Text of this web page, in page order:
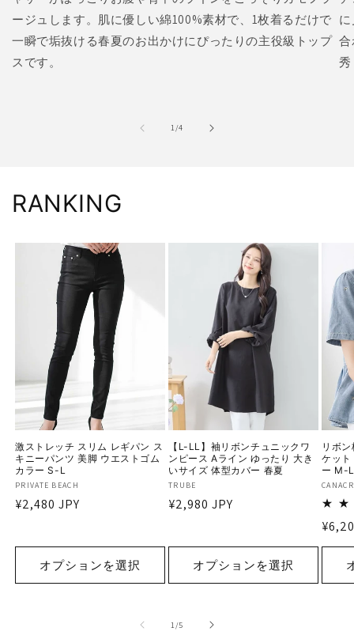
ージュします。肌に優しい綿100%素材で、1枚着るだけで
一瞬で垢抜ける春夏のお出かけにぴったりの主役級トップ
スです。
合
秀
1/の
4
RANKING
激ストレッチ スリム レギパン ス
キニーパンツ 美脚 ウエストゴム
カラー S-L
販
売
PRIVATE BEACH
通
価
¥2,480 JPY
オプションを選択
【L-LL】袖リボンチュニックワ
ンピース Aライン ゆったり 大き
いサイズ 体型カバー 春夏
販
売
TRUBE
通
価
¥2,980 JPY
オプションを選択
リボ
ケット
ー M-L
販
売
元:
通
常
格
1/の
5